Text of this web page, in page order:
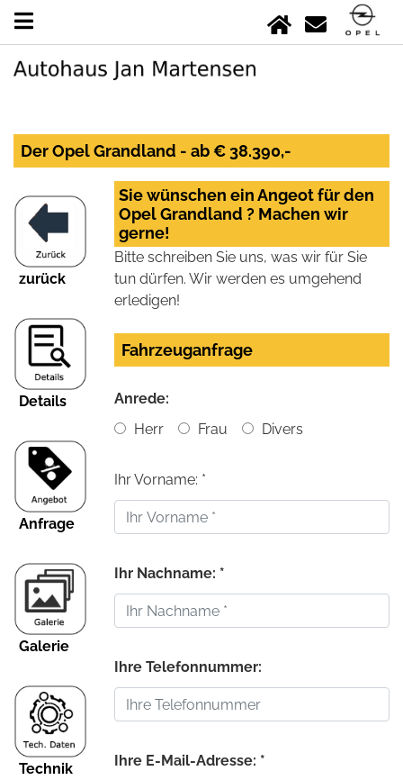
Der Opel Grandland - ab € 38.390,-
zurück
Details
Anfrage
Galerie
Technik
Sie wünschen ein Angeot für den
Opel Grandland ? Machen wir
gerne!
Bitte schreiben Sie uns, was wir für Sie
tun dürfen. Wir werden es umgehend
erledigen!
Fahrzeuganfrage
Anrede:
Herr
Frau Divers
Ihr Vorname: *
Ihr Nachname: *
Ihre Telefonnummer:
Ihre E-Mail-Adresse: *